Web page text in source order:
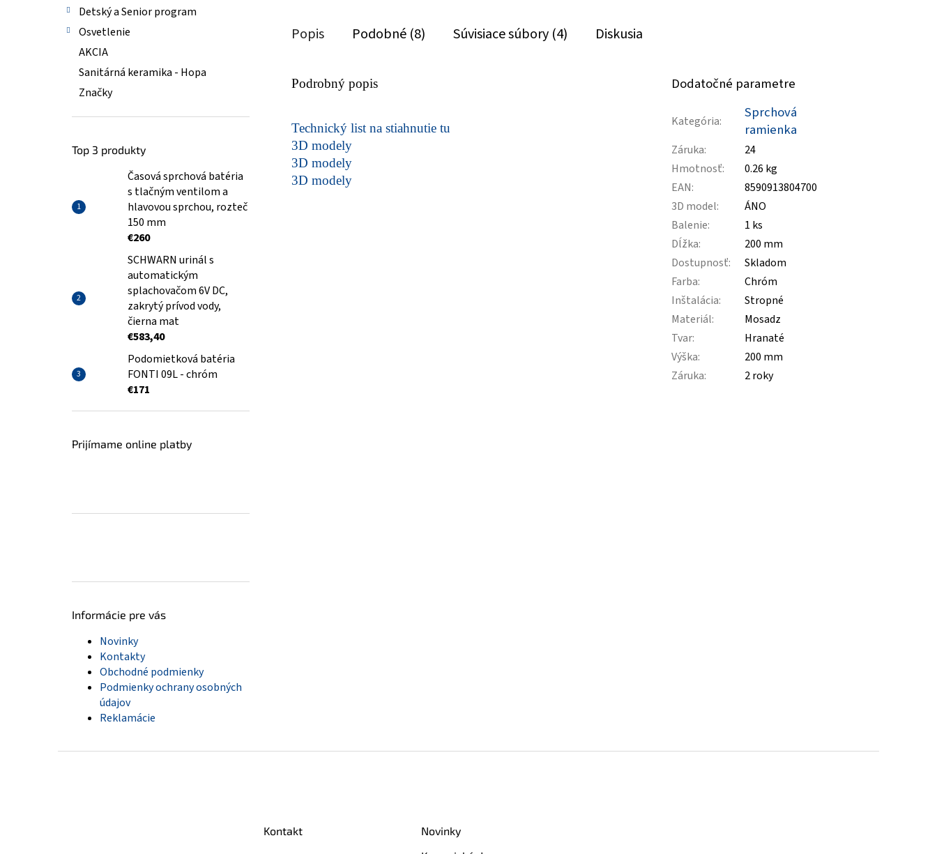
Detský a Senior program
Osvetlenie
AKCIA
Sanitárná keramika - Hopa
Značky
Top 3 produkty
Časová sprchová batéria
s tlačným ventilom a
hlavovou sprchou, rozteč
150 mm
€260
SCHWARN urinál s
automatickým
splachovačom 6V DC,
zakrytý prívod vody,
čierna mat
€583,40
Podomietková batéria
FONTI 09L - chróm
€171
Prijímame online platby
Informácie pre vás
Novinky
Kontakty
Obchodné podmienky
Podmienky ochrany osobných
údajov
Reklamácie
Popis Podobné (8) Súvisiace súbory (4) Diskusia
Podrobný popis
Technický list na stiahnutie tu
3D modely
3D modely
3D modely
Dodatočné parametre
Kategória:
Sprchová
ramienka
Záruka:
24
Hmotnosť:
0.26 kg
EAN:
8590913804700
3D model:
ÁNO
Balenie:
1 ks
Dĺžka:
200 mm
Dostupnosť:
Skladom
Farba:
Chróm
Inštalácia:
Stropné
Materiál:
Mosadz
Tvar:
Hranaté
Výška:
200 mm
Záruka: 2 roky
Kontakt
Novinky